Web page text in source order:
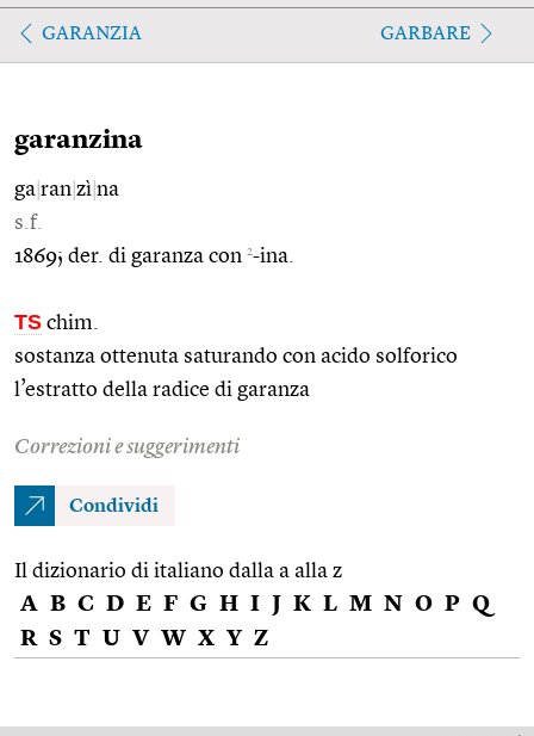
GARANZIA GARBARE
garanzina
ga ran zì na
s.f.
1869; der. di garanza con 2-ina.
TS chim.
sostanza ottenuta saturando con acido solforico
l’estratto della radice di garanza
Correzioni e suggerimenti
Condividi
Il dizionario di italiano dalla a alla z
A B C D E F G H I J K L M N O P Q
R S T U V W X Y Z